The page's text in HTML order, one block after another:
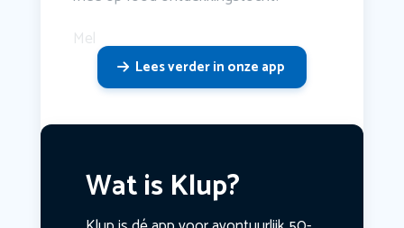
Mel
Lees verder in onze app
Wat is Klup?